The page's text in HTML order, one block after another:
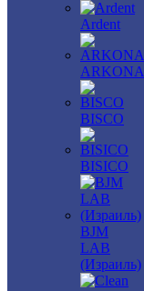
Ardent
ARKONA
BISCO
BISICO
BJM
LAB
(Израиль)